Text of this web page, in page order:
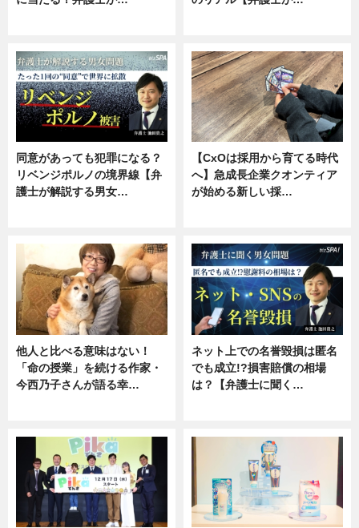
同意があっても犯罪になる？
リベンジポルノの境界線【弁
護士が解説する男女…
【CxOは採用から育てる時代
へ】急成長企業クオンティア
が始める新しい採…
他人と比べる意味はない！
「命の授業」を続ける作家・
今西乃子さんが語る幸…
ネット上での名誉毀損は匿名
でも成立!?損害賠償の相場
は？【弁護士に聞く…